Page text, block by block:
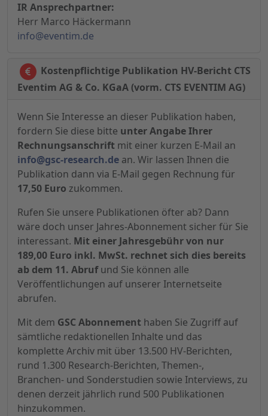
IR Ansprechpartner:
Herr Marco Häckermann
info@eventim.de
Kostenpflichtige Publikation HV-Bericht CTS
Eventim AG & Co. KGaA (vorm. CTS EVENTIM AG)
Wenn Sie Interesse an dieser Publikation haben,
fordern Sie diese bitte unter Angabe Ihrer
Rechnungsanschrift mit einer kurzen E-Mail an
info@gsc-research.de an. Wir lassen Ihnen die
Publikation dann via E-Mail gegen Rechnung für
17,50 Euro zukommen.
Rufen Sie unsere Publikationen öfter ab? Dann
wäre doch unser Jahres-Abonnement sicher für Sie
interessant. Mit einer Jahresgebühr von nur
189,00 Euro inkl. MwSt. rechnet sich dies bereits
ab dem 11. Abrufund Sie können alle
Veröffentlichungen auf unserer Internetseite
abrufen.
Mit dem GSC Abonnement haben Sie Zugriff auf
sämtliche redaktionellen Inhalte und das
komplette Archiv mit über 13.500 HV-Berichten,
rund 1.300 Research-Berichten, Themen-,
Branchen- und Sonderstudien sowie Interviews, zu
denen derzeit jährlich rund 500 Publikationen
hinzukommen.